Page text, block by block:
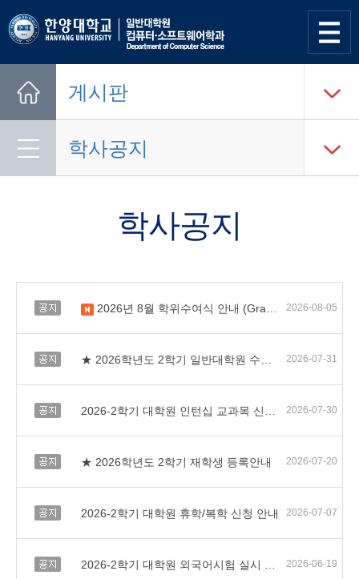
사이트
게시판
학사공지
학사공지
공지 새 글2026년 8월 학위수여식 안내 (Graduate School Fall Commencement) 2026-08-05
공지 2026-07-31
공지 2026-07-30
공지 ★ 2026학년도 2학기 재학생 등록안내 2026-07-20
공지 2026-2학기 대학원 휴학/복학 신청 안내 2026-07-07
공지 2026-06-19